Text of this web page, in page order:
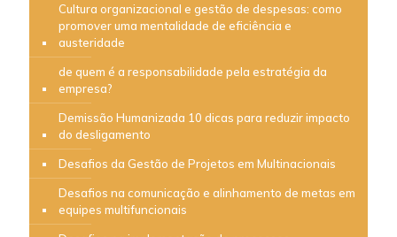
Cultura organizacional e gestão de despesas: como
promover uma mentalidade de eficiência e
austeridade
de quem é a responsabilidade pela estratégia da
empresa?
Demissão Humanizada 10 dicas para reduzir impacto
do desligamento
Desafios da Gestão de Projetos em Multinacionais
Desafios na comunicação e alinhamento de metas em
equipes multifuncionais